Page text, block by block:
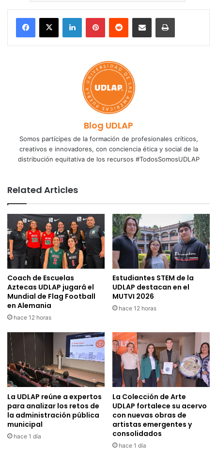
LinkedInPinterestReddit Share via Email Print
Blog UDLAP
Somos partícipes de la formación de profesionales críticos,
creativos e innovadores, con conciencia ética y social de la
distribución equitativa de los recursos #TodosSomosUDLAP
Related Articles
Coach de Escuelas
Aztecas UDLAP jugará el
Mundial de Flag Football
en Alemania
hace 12 horas
Estudiantes STEM de la
UDLAP destacan en el
MUTVI 2026
hace 12 horas
La UDLAP reúne a expertos
para analizar los retos de
la administración pública
municipal
hace 1 día
La Colección de Arte
UDLAP fortalece su acervo
con nuevas obras de
artistas emergentes y
consolidados
hace 1 día